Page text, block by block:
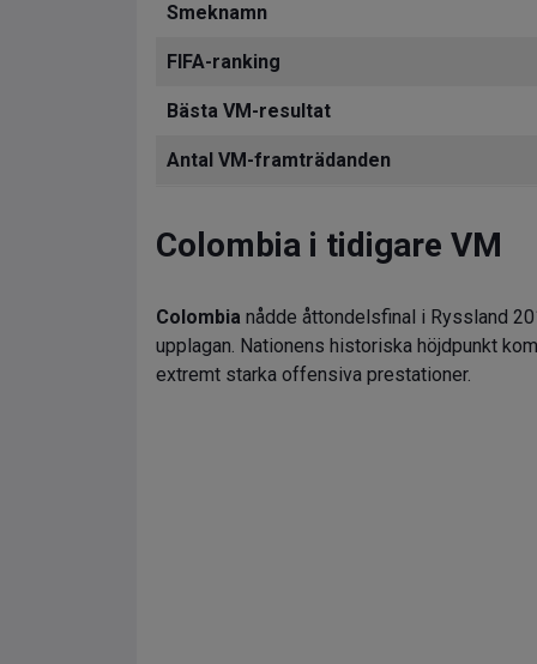
Smeknamn
FIFA-ranking
Bästa VM-resultat
Antal VM-framträdanden
Colombia i tidigare VM
Colombia nådde åttondelsfinal i Ryssland
upplagan. Nationens historiska höjdpunkt
extremt starka offensiva prestationer.